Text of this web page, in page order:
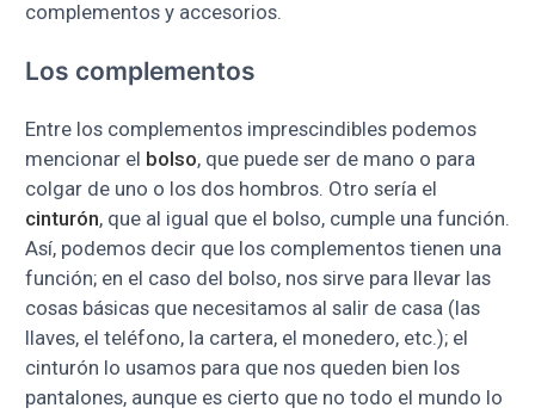
complementos y accesorios.
Los complementos
Entre los complementos imprescindibles podemos
mencionar el bolso, que puede ser de mano o para
colgar de uno o los dos hombros. Otro sería el
cinturón, que al igual que el bolso, cumple una función.
Así, podemos decir que los complementos tienen una
función; en el caso del bolso, nos sirve para llevar las
cosas básicas que necesitamos al salir de casa (las
llaves, el teléfono, la cartera, el monedero, etc.); el
cinturón lo usamos para que nos queden bien los
pantalones, aunque es cierto que no todo el mundo lo